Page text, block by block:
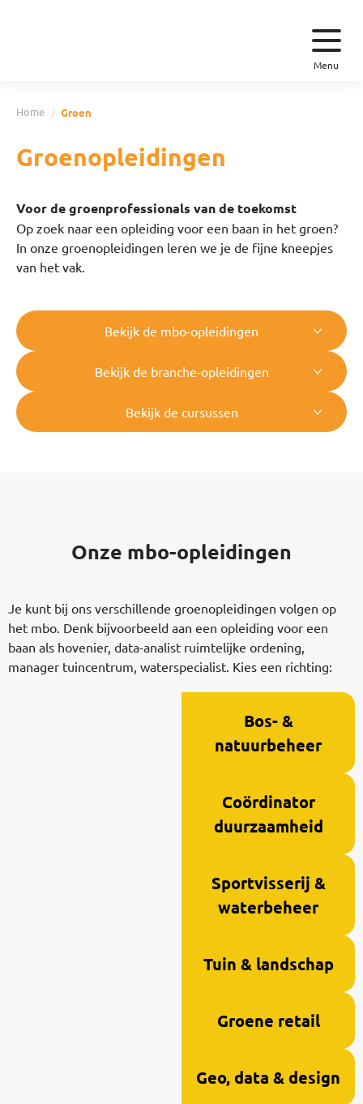
Menu
Home Groen
Groenopleidingen
Voor de groenprofessionals van de toekomst
Op zoek naar een opleiding voor een baan in het groen?
In onze groenopleidingen leren we je de fijne kneepjes
van het vak.
Bekijk de mbo-opleidingen
Bekijk de branche-opleidingen
Bekijk de cursussen
Onze mbo-opleidingen
Je kunt bij ons verschillende groenopleidingen volgen op
het mbo. Denk bijvoorbeeld aan een opleiding voor een
baan als hovenier, data-analist ruimtelijke ordening,
manager tuincentrum, waterspecialist. Kies een richting:
Bos- &
natuurbeheer
Coördinator
duurzaamheid
Sportvisserij &
waterbeheer
Tuin & landschap
Groene retail
Geo, data & design